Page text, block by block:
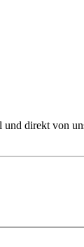
und direkt von